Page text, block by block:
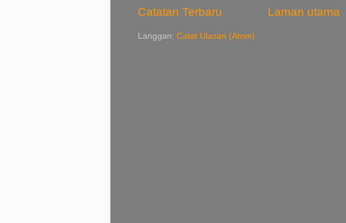
Catatan Terbaru Laman utama
Langgan: Catat Ulasan (Atom)